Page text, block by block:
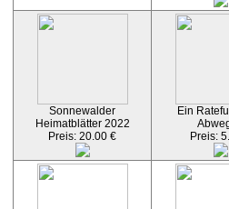
Sonnewalder
Heimatblätter 2022
Preis: 20.00 €
Ein
Preis: